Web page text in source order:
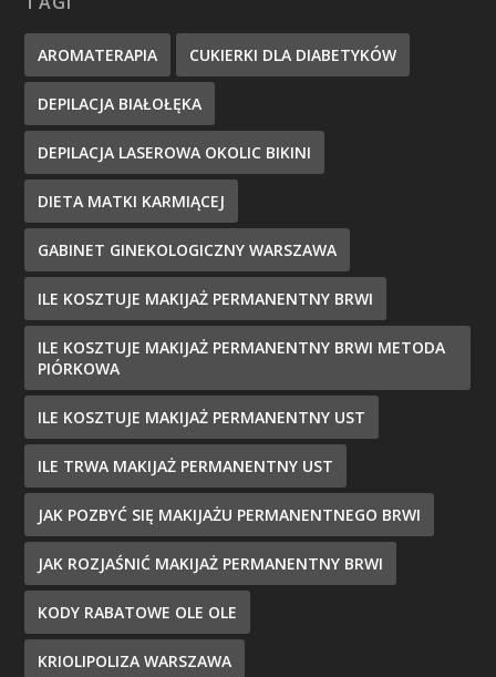
AROMATERAPIA CUKIERKI DLA DIABETYKÓW
DEPILACJA BIAŁOŁĘKA
DEPILACJA LASEROWA OKOLIC BIKINI
DIETA MATKI KARMIĄCEJ
GABINET GINEKOLOGICZNY WARSZAWA
ILE KOSZTUJE MAKIJAŻ PERMANENTNY BRWI
ILE KOSZTUJE MAKIJAŻ PERMANENTNY BRWI METODA
PIÓRKOWA
ILE KOSZTUJE MAKIJAŻ PERMANENTNY UST
ILE TRWA MAKIJAŻ PERMANENTNY UST
JAK POZBYĆ SIĘ MAKIJAŻU PERMANENTNEGO BRWI
JAK ROZJAŚNIĆ MAKIJAŻ PERMANENTNY BRWI
KODY RABATOWE OLE OLE
KRIOLIPOLIZA WARSZAWA